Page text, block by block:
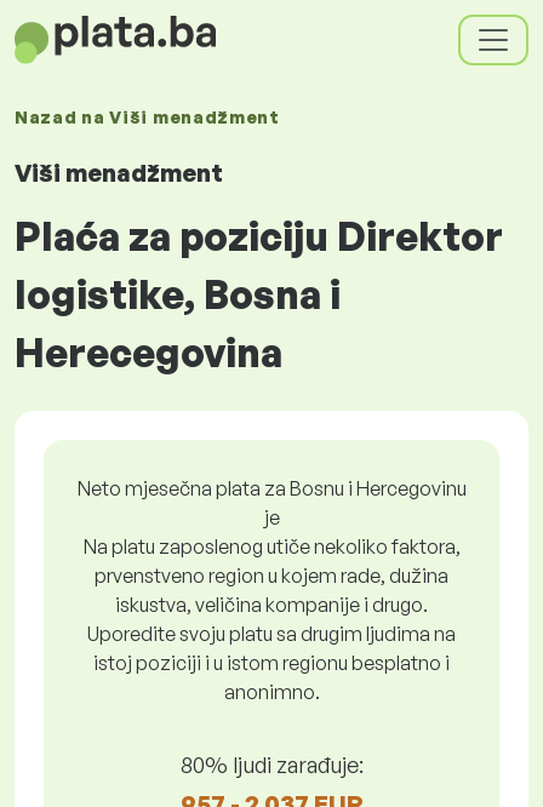
Nazad naViši menadžment
Viši menadžment
Plaća za poziciju Direktor
logistike, Bosna i
Herecegovina
Neto mjesečna plata za Bosnu i Hercegovinu
je
Na platu zaposlenog utiče nekoliko faktora,
prvenstveno region u kojem rade, dužina
iskustva, veličina kompanije i drugo.
Uporedite svoju platu sa drugim ljudima na
istoj poziciji i u istom regionu besplatno i
anonimno.
80% ljudi zarađuje: